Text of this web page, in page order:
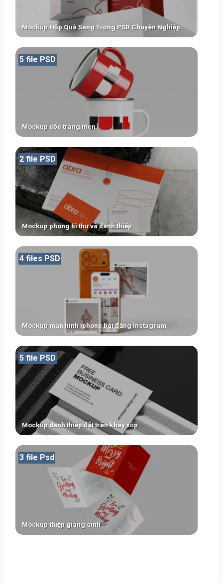
Mockup Hộp Quà Sang Trọng PSD Chuyên Nghiệp
Mockup cốc tráng men
5 file PSD
Mockup phong bì thư và danh thiếp
2 file PSD
Mockup màn hình iphone bài đăng Instagram
4 files PSD
Mockup danh thiếp đặt trên khay xốp
5 file PSD
Mockup thiệp giáng sinh
3 file Psd